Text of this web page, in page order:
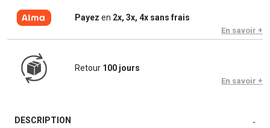
Payez en 2x, 3x, 4x sans frais
En savoir +
Retour 100 jours
En savoir +
DESCRIPTION -